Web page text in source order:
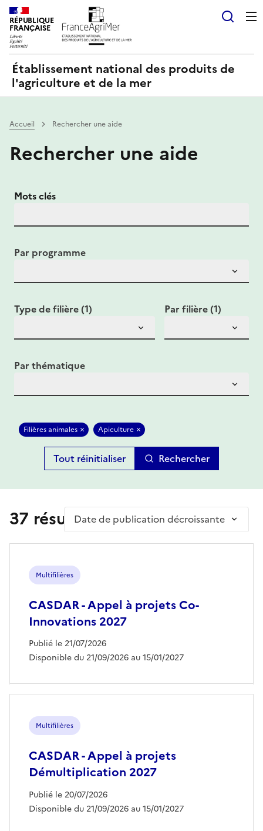
RÉPUBLIQUE
FRANÇAISE
Établissement national des produits de
l'agriculture et de la mer
Accueil Rechercher une aide
Rechercher une aide
Mots clés
Par programme
Type de filière (1) Par filière (1)
Par thématique
Trier par
Filières animales Apiculture
Rechercher
37 résultat(s)
Multifilières
CASDAR - Appel à projets Co-
Innovations 2027
Publié le 21/07/2026
Disponible du 21/09/2026 au 15/01/2027
Multifilières
CASDAR - Appel à projets
Démultiplication 2027
Publié le 20/07/2026
Disponible du 21/09/2026 au 15/01/2027
Panneau de gestion des cookies